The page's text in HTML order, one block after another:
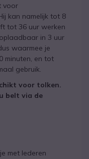
voor
kan namelijk tot 8
tot 36 uur werken
in 3 uur
waarmee je
minuten, en tot
gebruik.
voor tolken.
belt via de
met lederen